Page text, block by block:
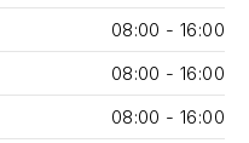
08:00 - 16:00
08:00 - 16:00
08:00 - 16:00